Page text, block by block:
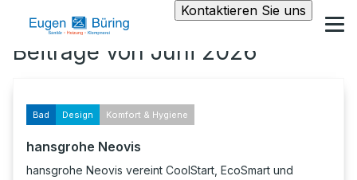
Kontaktieren Sie uns
Beiträge von Juni 2026
Bad Design Komfort & Hygiene
hansgrohe Neovis
hansgrohe Neovis vereint CoolStart, EcoSmart und